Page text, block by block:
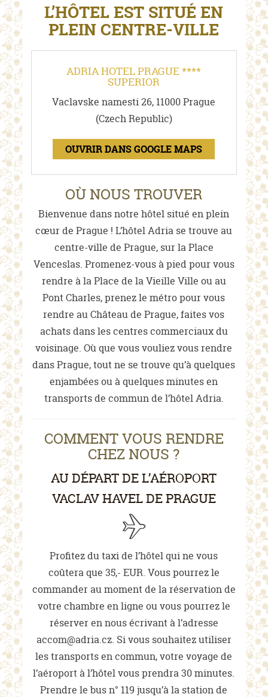
L’HÔTEL EST SITUÉ EN
PLEIN CENTRE-VILLE
ADRIA HOTEL PRAGUE ****
SUPERIOR
Vaclavske namesti 26, 11000 Prague
(Czech Republic)
OUVRIR DANS GOOGLE MAPS
OÙ NOUS TROUVER
Bienvenue dans notre hôtel situé en plein
cœur de Prague ! L’hôtel Adria se trouve au
centre-ville de Prague, sur la Place
Venceslas. Promenez-vous à pied pour vous
rendre à la Place de la Vieille Ville ou au
Pont Charles, prenez le métro pour vous
rendre au Château de Prague, faites vos
achats dans les centres commerciaux du
voisinage. Où que vous vouliez vous rendre
dans Prague, tout ne se trouve qu’à quelques
enjambées ou à quelques minutes en
transports de commun de l’hôtel Adria.
COMMENT VOUS RENDRE
CHEZ NOUS ?
AU DÉPART DE L’AÉROPORT
VACLAV HAVEL DE PRAGUE
Profitez du taxi de l’hôtel qui ne vous
coûtera que 35,- EUR. Vous pourrez le
commander au moment de la réservation de
votre chambre en ligne ou vous pourrez le
réserver en nous écrivant à l’adresse
accom@adria.cz. Si vous souhaitez utiliser
les transports en commun, votre voyage de
l’aéroport à l’hôtel vous prendra 30 minutes.
Prendre le bus n° 119 jusqu’à la station de